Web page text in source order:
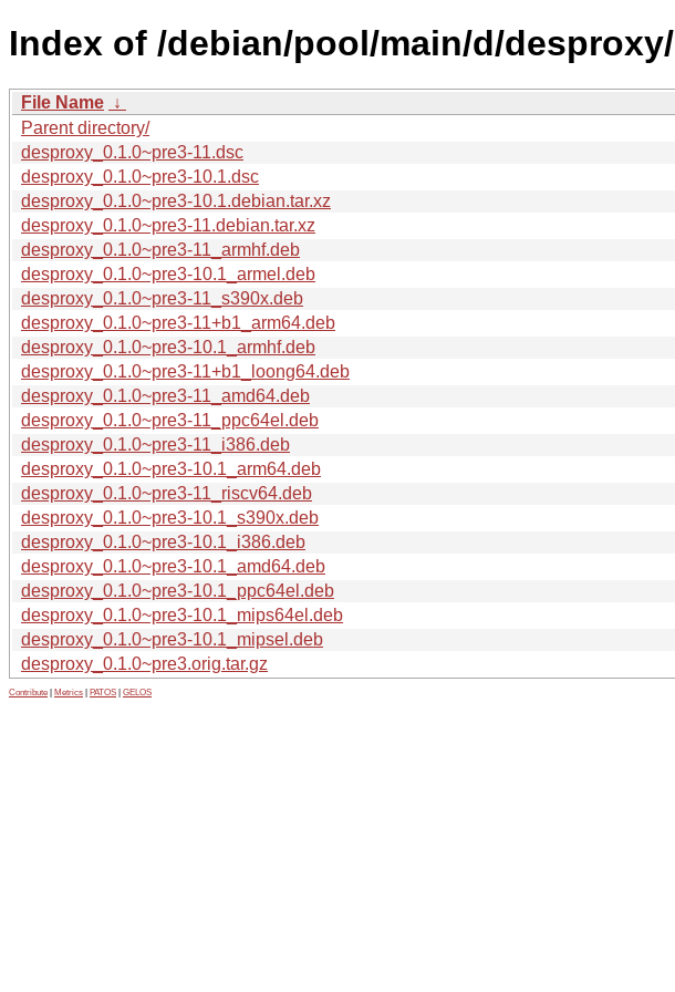
Index of /debian/pool/main/d/desproxy/
File Name ↓
Parent directory/
desproxy_0.1.0~pre3-11.dsc
desproxy_0.1.0~pre3-10.1.dsc
desproxy_0.1.0~pre3-10.1.debian.tar.xz
desproxy_0.1.0~pre3-11.debian.tar.xz
desproxy_0.1.0~pre3-11_armhf.deb
desproxy_0.1.0~pre3-10.1_armel.deb
desproxy_0.1.0~pre3-11_s390x.deb
desproxy_0.1.0~pre3-11+b1_arm64.deb
desproxy_0.1.0~pre3-10.1_armhf.deb
desproxy_0.1.0~pre3-11+b1_loong64.deb
desproxy_0.1.0~pre3-11_amd64.deb
desproxy_0.1.0~pre3-11_ppc64el.deb
desproxy_0.1.0~pre3-11_i386.deb
desproxy_0.1.0~pre3-10.1_arm64.deb
desproxy_0.1.0~pre3-11_riscv64.deb
desproxy_0.1.0~pre3-10.1_s390x.deb
desproxy_0.1.0~pre3-10.1_i386.deb
desproxy_0.1.0~pre3-10.1_amd64.deb
desproxy_0.1.0~pre3-10.1_ppc64el.deb
desproxy_0.1.0~pre3-10.1_mips64el.deb
desproxy_0.1.0~pre3-10.1_mipsel.deb
desproxy_0.1.0~pre3.orig.tar.gz
Contribute Metrics PATOS GELOS